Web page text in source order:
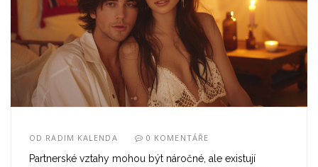
OD RADIM KALENDA 0 KOMENTÁŘE
Partnerské vztahy mohou být náročné, ale existují